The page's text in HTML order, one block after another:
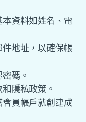
資料如姓名、電
地址，以確保帳
碼。
隱私政策。
員帳戶就創建成